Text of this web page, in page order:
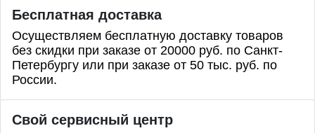
Бесплатная доставка
Осуществляем бесплатную доставку товаров
без скидки при заказе от 20000 руб. по Санкт-
Петербургу или при заказе от 50 тыс. руб. по
России.
Свой сервисный центр